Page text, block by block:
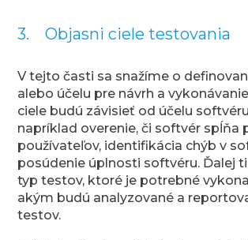
3. Objasni ciele testovania
V tejto časti sa snažíme o
alebo účelu pre návrh a
ciele budú závisieť od účelu
napríklad overenie, či softvér spĺňa
používateľov, identifikácia chýb v
posúdenie úplnosti softvéru. Ďalej
typ testov, ktoré je potrebné
akým budú analyzované a
testov.